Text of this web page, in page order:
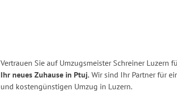
Vertrauen Sie auf Umzugsmeister Schreiner Luzern
Ihr neues Zuhause in Ptuj. Wir sind Ihr Partner für
und kostengünstigen Umzug in Luzern.